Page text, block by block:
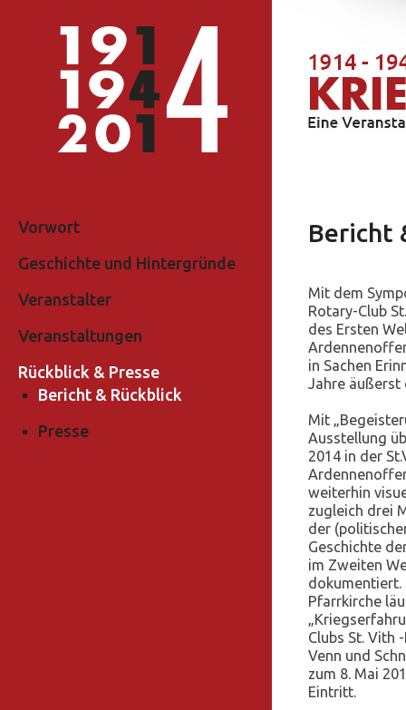
Vorwort
Geschichte und Hintergründe
Veranstalter
Veranstaltungen
Rückblick & Presse
Bericht & Rückblick
Presse
Bericht
Mit dem
Rotary-Club
des Ersten
in Sachen
Jahre
Mit
Ausstellung
2014 in der
weiterhin
zugleich drei
der
Geschichte
im Zweiten
dokumentiert.
Pfarrkirche
Clubs St. Vith
Venn und
zum 8. Mai
Eintritt.